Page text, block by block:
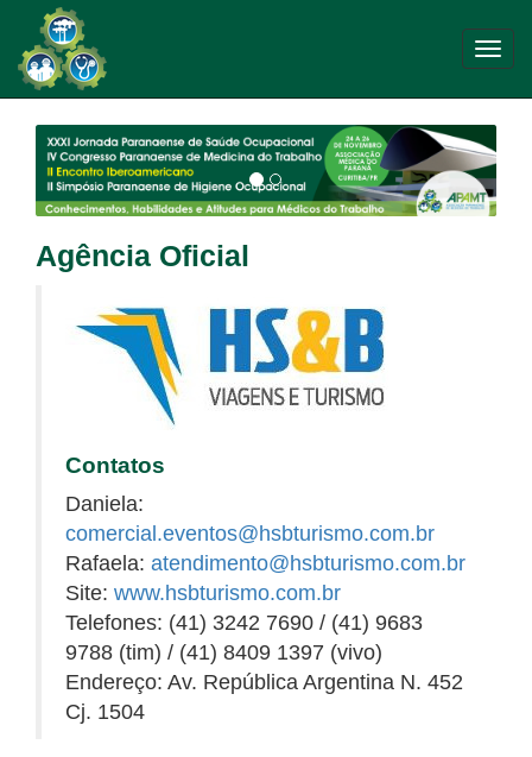
Agência Oficial
Contatos
Daniela:
comercial.eventos@hsbturismo.com.br
Rafaela: atendimento@hsbturismo.com.br
Site: www.hsbturismo.com.br
Telefones: (41) 3242 7690 / (41) 9683
9788 (tim) / (41) 8409 1397 (vivo)
Endereço: Av. República Argentina N. 452
Cj. 1504